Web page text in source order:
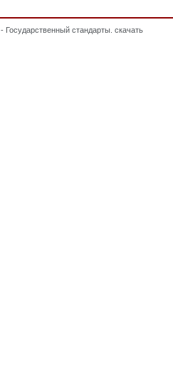
- Государственный стандарты. скачать